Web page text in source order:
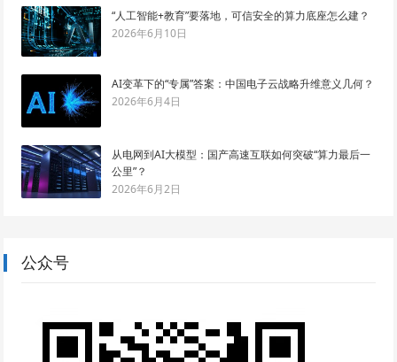
“人工智能+教育”要落地，可信安全的算力底座怎么建？
2026年6月10日
AI变革下的“专属”答案：中国电子云战略升维意义几何？
2026年6月4日
从电网到AI大模型：国产高速互联如何突破“算力最后一
公里”？
2026年6月2日
公众号